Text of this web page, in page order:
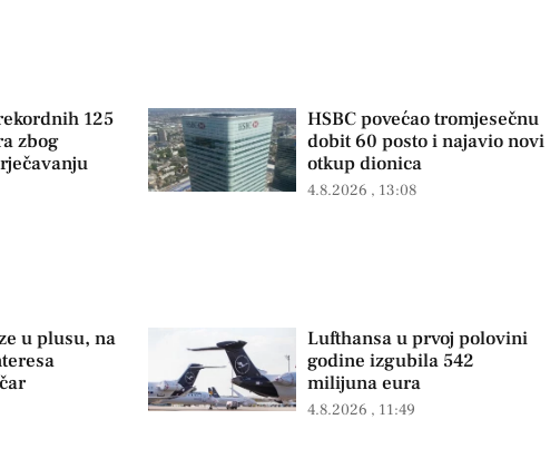
125
zbog
HSBC povećao tromjesečnu
dobit 60 posto i najavio novi
otkup dionica
4.8.2026 13:08
u plusu, na
Lufthansa u prvoj polovini
godine izgubila 542
milijuna eura
4.8.2026 11:49